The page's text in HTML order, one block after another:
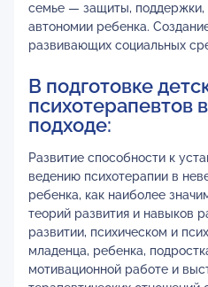
семье — защиты, поддержки,
автономии ребенка.
развивающих социальных
В подготовке
психотерапевтов
подходе:
Развитие способности к
ведению психотерапии в
ребенка, как наиболее
теорий развития и навыков
развитии, психическом и
младенца, ребенка,
мотивационной работе и